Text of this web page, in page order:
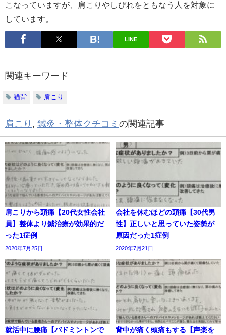
こなっていますが、肩こりやしびれをともなう人を対象に
しています。
LINE
関連キーワード
猫背 肩こり
肩こり , 鍼灸・整体クチコミ の関連記事
肩こりから頭痛【20代女性会社
員】整体より鍼治療が効果的だ
った1症例
2020年7月25日
会社を休むほどの頭痛【30代男
性】正しいと思っていた姿勢が
原因だった1症例
2020年7月21日
就活中に腰痛【バドミントンで 背中が痛く頭痛もする【声楽を